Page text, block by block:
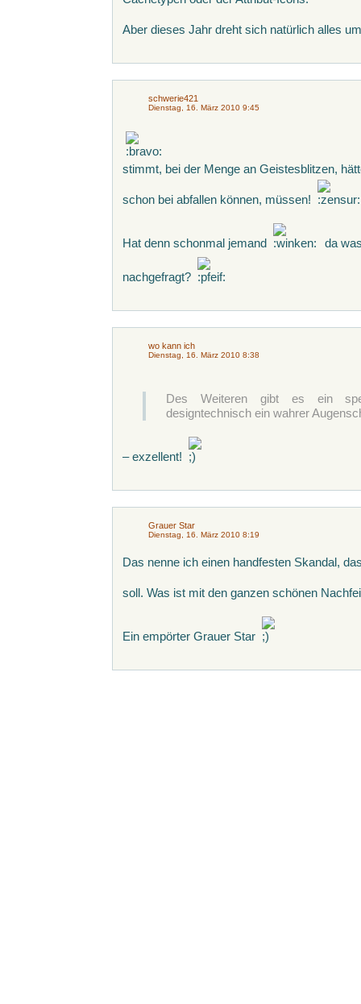
Aber dieses Jahr dreht sich natürlich alles
schwerie421
Dienstag, 16. März 2010 9:45
stimmt, bei der Menge an Geistesblitzen,
schon bei abfallen können, müssen!
Hat denn schonmal jemand da
nachgefragt?
wo kann ich
Dienstag, 16. März 2010 8:38
Des Weiteren gibt es ein
designtechnisch ein wahrer
– exzellent!
Grauer Star
Dienstag, 16. März 2010 8:19
Das nenne ich einen handfesten Skandal,
soll. Was ist mit den ganzen schönen
Ein empörter Grauer Star